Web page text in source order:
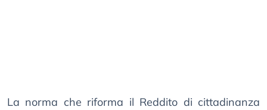
La norma che riforma il Reddito di cittadinanza